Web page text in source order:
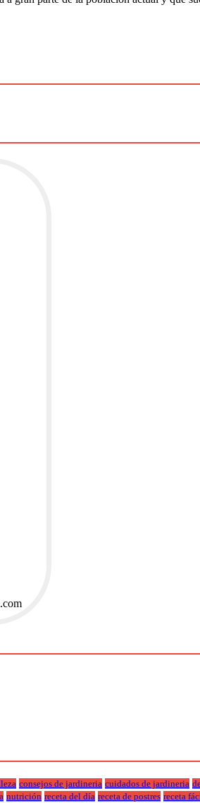
consejos de jardineria cuidados de jardineria
nutrición receta del día receta de postres receta